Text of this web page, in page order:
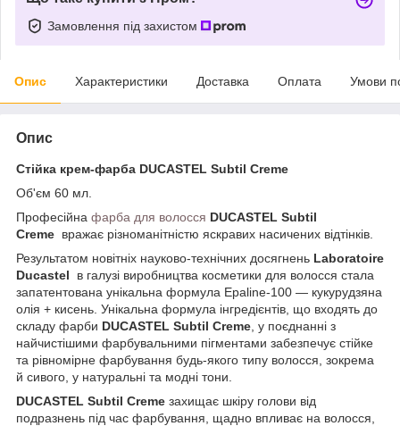
Замовлення під захистом
Опис Характеристики Доставка Оплата Умови
Опис
Стійка крем-фарба DUCASTEL Subtil Creme
Об'єм 60 мл.
Професійна фарба для волосся DUCASTEL Subtil
Creme вражає різноманітністю яскравих насичених відтінків.
Результатом новітніх науково-технічних досягнень Laboratoire
Ducastel в галузі виробництва косметики для волосся стала
запатентована унікальна формула Epaline-100 — кукурудзяна
олія + кисень. Унікальна формула інгредієнтів, що входять до
складу фарби DUCASTEL Subtil Creme , у поєднанні з
найчистішими фарбувальними пігментами забезпечує стійке
та рівномірне фарбування будь-якого типу волосся, зокрема
й сивого, у натуральні та модні тони.
DUCASTEL Subtil Creme захищає шкіру голови від
подразнень під час фарбування, щадно впливає на волосся,